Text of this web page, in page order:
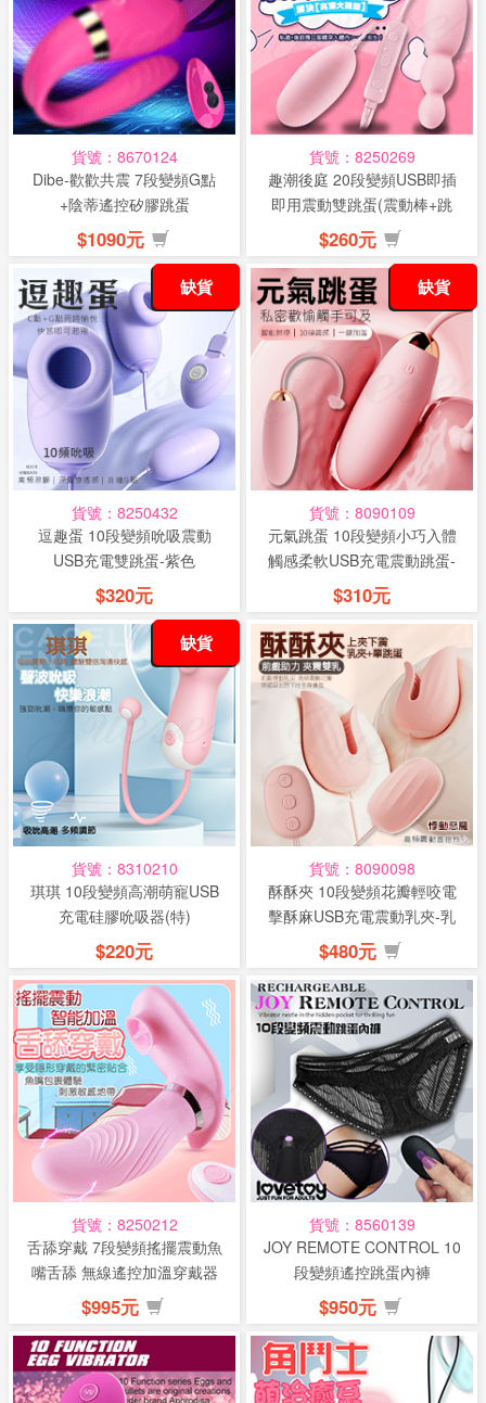
貨號：8670124
Dibe-歡歡共震 7段變頻G點
+陰蒂遙控矽膠跳蛋
$1090元
貨號：8250269
趣潮後庭 20段變頻USB即插
即用震動雙跳蛋(震動棒+跳
蛋)
$260元
貨號：8250432
逗趣蛋 10段變頻吮吸震動
USB充電雙跳蛋-紫色
$320元
缺貨
貨號：8090109
元氣跳蛋 10段變頻小巧入體
觸感柔軟USB充電震動跳蛋-
粉
$310元
缺貨
貨號：8310210
琪琪 10段變頻高潮萌寵USB
充電硅膠吮吸器(特)
$220元
缺貨
貨號：8090098
酥酥夾 10段變頻花瓣輕咬電
擊酥麻USB充電震動乳夾-乳
夾+...
$480元
貨號：8250212
舌舔穿戴 7段變頻搖擺震動魚
嘴舌舔 無線遙控加溫穿戴器
(特)
$995元
貨號：8560139
JOY REMOTE CONTROL 10
段變頻遙控跳蛋內褲
$950元